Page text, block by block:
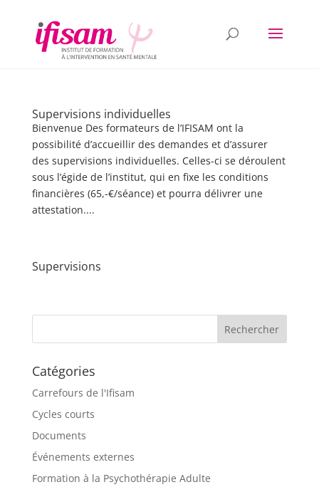
Supervisions individuelles
Bienvenue Des formateurs de l’IFISAM ont la
possibilité d’accueillir des demandes et d’assurer
des supervisions individuelles. Celles-ci se déroulent
sous l’égide de l’institut, qui en fixe les conditions
financières (65,-€/séance) et pourra délivrer une
attestation....
Supervisions
Catégories
Carrefours de l'Ifisam
Cycles courts
Documents
Événements externes
Formation à la Psychothérapie Adulte